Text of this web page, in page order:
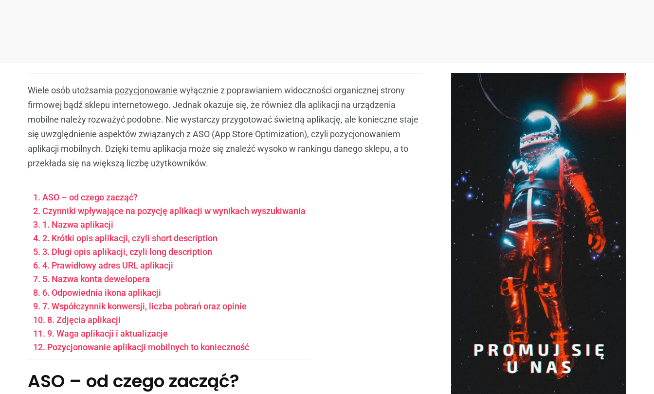
Wiele osób utożsamia pozycjonowanie wyłącznie z poprawianiem widoczności organicznej strony
firmowej bądź sklepu internetowego. Jednak okazuje się, że również dla aplikacji na urządzenia
mobilne należy rozważyć podobne. Nie wystarczy przygotować świetną aplikację, ale konieczne staje
się uwzględnienie aspektów związanych z ASO (App Store Optimization), czyli pozycjonowaniem
aplikacji mobilnych. Dzięki temu aplikacja może się znaleźć wysoko w rankingu danego sklepu, a to
przekłada się na większą liczbę użytkowników.
ASO – od czego zacząć?
Czynniki wpływające na pozycję aplikacji w wynikach wyszukiwania
1. Nazwa aplikacji
2. Krótki opis aplikacji, czyli short description
3. Długi opis aplikacji, czyli long description
4. Prawidłowy adres URL aplikacji
5. Nazwa konta dewelopera
6. Odpowiednia ikona aplikacji
7. Współczynnik konwersji, liczba pobrań oraz opinie
8. Zdjęcia aplikacji
9. Waga aplikacji i aktualizacje
Pozycjonowanie aplikacji mobilnych to konieczność
ASO – od czego zacząć?